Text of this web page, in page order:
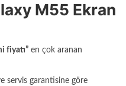
M55 Ekran
fiyatı” en çok aranan
servis garantisine göre